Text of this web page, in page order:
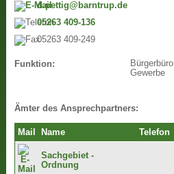
d.pettig@barntrup.de
05263 409-136
05263 409-249
Funktion:
Bürgerbüro
Gewerbe
Ämter des Ansprechpartners:
Mail Name Telefon
Sachgebiet -
Ordnung